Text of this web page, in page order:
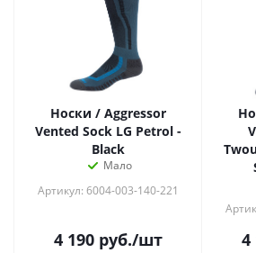
Носки / Aggressor
Vented Sock LG Petrol -
Black
Мало
Артикул: 6004-003-140-221
4 190 руб./шт 4